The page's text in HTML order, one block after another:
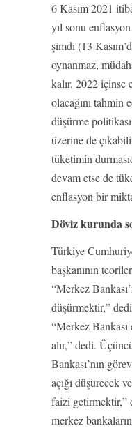
6 Kasım 2021
yıl sonu
şimdi (13
oynanmaz,
kalır. 2022 içinse
olacağını
düşürme
üzerine de
tüketimin
devam etse de
enflasyon bir
Döviz kurunda
Türkiye
başkanının
“Merkez
düşürmektir,”
“Merkez
alır,” dedi.
Bankası’nın
açığı düşürecek
faizi getirmektir,”
merkez